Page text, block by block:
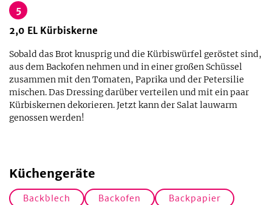
5
2,0 EL Kürbiskerne
Sobald das Brot knusprig und die Kürbiswürfel geröstet sind,
aus dem Backofen nehmen und in einer großen Schüssel
zusammen mit den Tomaten, Paprika und der Petersilie
mischen. Das Dressing darüber verteilen und mit ein paar
Kürbiskernen dekorieren. Jetzt kann der Salat lauwarm
genossen werden!
Küchengeräte
Backblech Backofen
Backpapier